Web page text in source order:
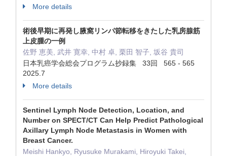
More details
術後早期に再発し腋窩リンパ節転移をきたした乳房腺筋
上皮腫の一例
佐野 恵美, 武井 寛幸, 中村 卓, 栗田 智子, 坂谷 貴司
日本乳癌学会総会プログラム抄録集 33回 565 - 565
2025.7
More details
Sentinel Lymph Node Detection, Location, and
Number on SPECT/CT Can Help Predict Pathological
Axillary Lymph Node Metastasis in Women with
Breast Cancer.
Meishi Hankyo, Ryusuke Murakami, Hiroyuki Takei,